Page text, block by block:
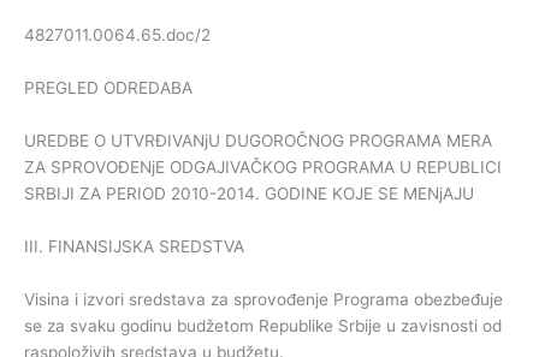
4827011.0064.65.doc/2
PREGLED ODREDABA
UREDBE O UTVRĐIVANjU DUGOROČNOG PROGRAMA MERA
ZA SPROVOĐENjE ODGAJIVAČKOG PROGRAMA U REPUBLICI
SRBIJI ZA PERIOD 2010-2014. GODINE KOJE SE MENjAJU
III. FINANSIJSKA SREDSTVA
Visina i izvori sredstava za sprovođenje Programa obezbeđuje
se za svaku godinu budžetom Republike Srbije u zavisnosti od
raspoloživih sredstava u budžetu.